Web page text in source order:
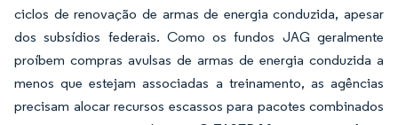
ciclos de renovação de armas de energia conduzida, apesar
dos subsídios federais. Como os fundos JAG geralmente
proíbem compras avulsas de armas de energia conduzida a
menos que estejam associadas a treinamento, as agências
precisam alocar recursos escassos para pacotes combinados